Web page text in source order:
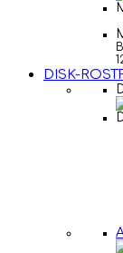
DISK-